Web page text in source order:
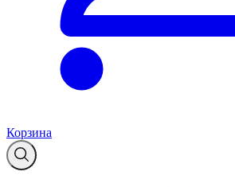
Корзина